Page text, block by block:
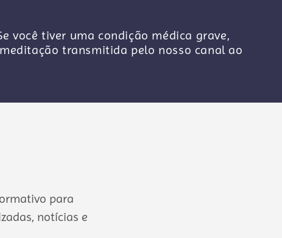
você tiver uma condição médica grave,
meditação transmitida pelo nosso canal ao
para
notícias e